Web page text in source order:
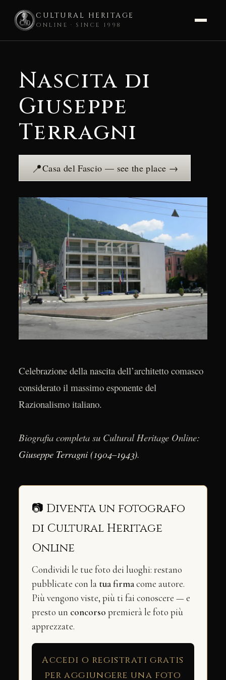
CULTURAL HERITAGE
ONLINE · SINCE 1998
contentNascita di
Giuseppe
Terragni
📍Casa del Fascio — see the place →
Celebrazione della nascita dell’architetto comasco
considerato il massimo esponente del
Razionalismo italiano.
Biografia completa su Cultural Heritage Online:
Giuseppe Terragni (1904–1943).
📷 Diventa un fotografo
di Cultural Heritage
Online
Condividi le tue foto dei luoghi: restano
pubblicate con la tua firmacome autore.
Più vengono viste, più ti fai conoscere — e
presto un concorso premierà le foto più
apprezzate.
Accedi o registrati gratis
per aggiungere una foto